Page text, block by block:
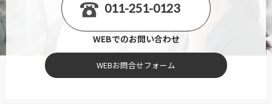
011-251-0123
WEBでのお問い合わせ
WEBお問合せフォーム